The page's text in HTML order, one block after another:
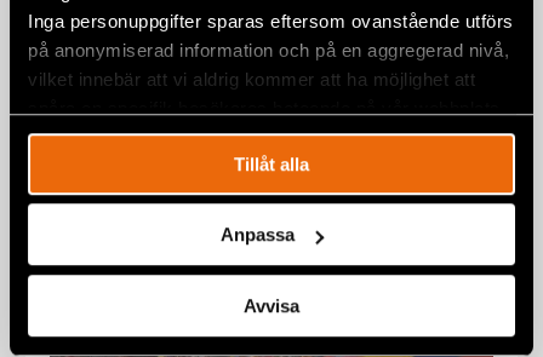
Inga personuppgifter sparas eftersom ovanstående utförs
på anonymiserad information och på en aggregerad nivå,
vilket innebär att vi aldrig kommer att ha möjlighet att
Tillåt alla
Anpassa
Avvisa
veckor av landsomfattande
protester